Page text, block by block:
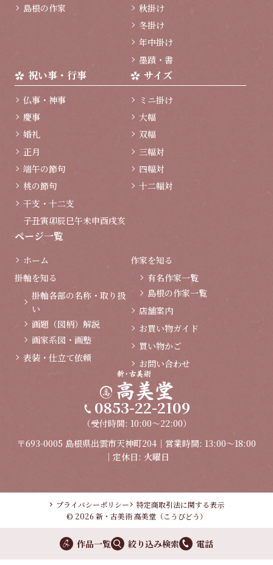
島根の作家
秋掛け
冬掛け
年中掛け
墨蹟・書
祝い事・行事
仏事・神事
慶事
婚礼
正月
端午の節句
桃の節句
干支・十二支
子丑寅卯辰巳午未申酉戌亥
サイズ
ミニ掛け
大幅
双幅
三幅対
四幅対
十二幅対
ページ一覧
ホーム
掛軸を知る
掛軸各部の名称・取り扱
い
画題（図柄）解説
画家系図・画塾
表装・仕立て依頼
作家を知る
有名作家一覧
島根の作家一覧
店舗案内
お買い物ガイド
買い物かご
お問い合わせ
0853-22-2109
（受付時間: 10:00～22:00）
〒693-0005 島根県出雲市天神町204｜営業時間: 13:00～18:00
｜定休日: 火曜日
プライバシーポリシー
特定商取引法に関する表示
© 2026 新・古美術 高美堂（こうびどう）
作品一覧 絞り込み検索 電話